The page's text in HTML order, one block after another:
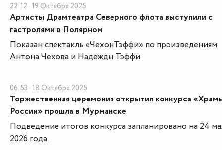
22:12 · 19 Октября 2025
Артисты Драмтеатра Северного флота выступили с
гастролями в Полярном
Показан спектакль «ЧехонТэффи» по произведениям
Антона Чехова и Надежды Тэффи.
06:53 · 18 Октября 2025
Торжественная церемония открытия конкурса
России» прошла в Мурманске
Подведение итогов конкурса запланировано на 24
2026 года.